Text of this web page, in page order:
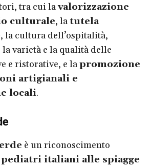
tra cui lavalorizzazione
culturale, la tutela
, la cultura dell’ospitalità,
la varietà e la qualità delle
e ristorative, e lapromozione
artigianali e
locali.
è un riconoscimento
pediatri italiani alle spiagge